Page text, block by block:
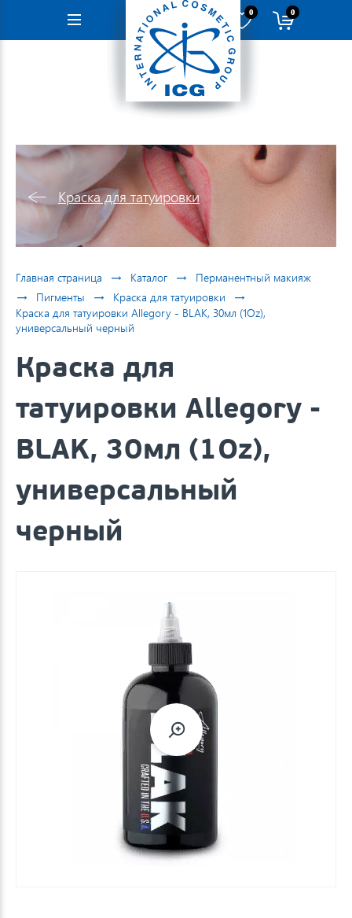
Навигация
0 0
Краска для татуировки
Главная страница → Каталог → Перманентный макияж
→ Пигменты → Краска для татуировки →
Краска для татуировки Allegory - BLAK, 30мл (1Oz),
универсальный черный
Краска для
татуировки Allegory -
BLAK, 30мл (1Oz),
универсальный
черный